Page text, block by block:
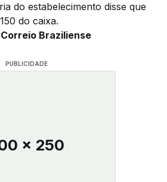
do estabelecimento disse que
do caixa.
Braziliense
PUBLICIDADE
x 250